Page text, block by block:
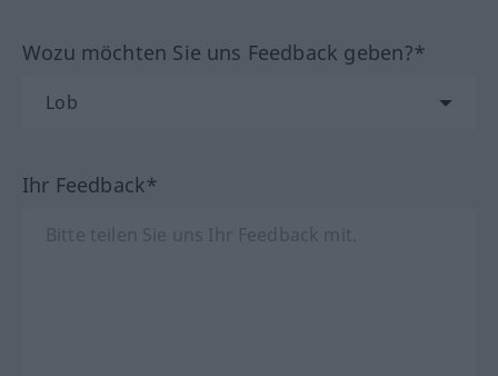
Wozu möchten Sie uns Feedback geben?*
Ihr Feedback*